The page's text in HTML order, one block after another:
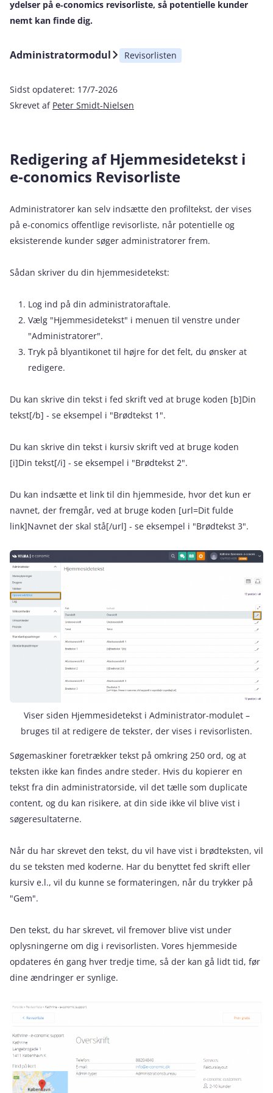
ydelser på e‑conomics revisorliste, så potentielle kunder
nemt kan finde dig.
Administratormodul Revisorlisten
Sidst opdateret: 17/7-2026
Skrevet af Peter Smidt-Nielsen
Redigering af Hjemmesidetekst i
e‑conomics Revisorliste
Administratorer kan selv indsætte den profiltekst, der vises
på e‑conomics offentlige revisorliste, når potentielle og
eksisterende kunder søger administratorer frem.
Sådan skriver du din hjemmesidetekst:
Log ind på din administratoraftale.
Vælg "Hjemmesidetekst" i menuen til venstre under
"Administratorer".
Tryk på blyantikonet til højre for det felt, du ønsker at
redigere.
Du kan skrive din tekst i fed skrift ved at bruge koden [b]Din
tekst[/b] - se eksempel i "Brødtekst 1".
Du kan skrive din tekst i kursiv skrift ved at bruge koden
[i]Din tekst[/i] - se eksempel i "Brødtekst 2".
Du kan indsætte et link til din hjemmeside, hvor det kun er
navnet, der fremgår, ved at bruge koden [url=Dit fulde
link]Navnet der skal stå[/url] - se eksempel i "Brødtekst 3".
Viser siden Hjemmesidetekst i Administrator-modulet –
bruges til at redigere de tekster, der vises i revisorlisten.
Søgemaskiner foretrækker tekst på omkring 250 ord, og at
teksten ikke kan findes andre steder. Hvis du kopierer en
tekst fra din administratorside, vil det tælle som duplicate
content, og du kan risikere, at din side ikke vil blive vist i
søgeresultaterne.
Når du har skrevet den tekst, du vil have vist i brødteksten, vil
du se teksten med koderne. Har du benyttet fed skrift eller
kursiv e.l., vil du kunne se formateringen, når du trykker på
"Gem".
Den tekst, du har skrevet, vil fremover blive vist under
oplysningerne om dig i revisorlisten. Vores hjemmeside
opdateres én gang hver tredje time, så der kan gå lidt tid, før
dine ændringer er synlige.